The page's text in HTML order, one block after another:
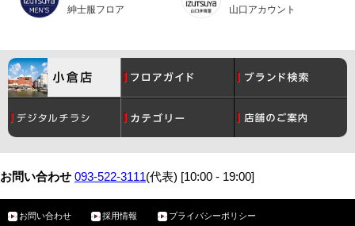
紳士服フロア
山口アカウント
コスメ レディース
メンズ ベビー・こども
月間催事スケジュール グルメ
サービスガイド アクセス・駐車場
お問い合わせ 093-522-3111(代表) [10:00 - 19:00]
お問い合わせ 採用情報 プライバシーポリシー